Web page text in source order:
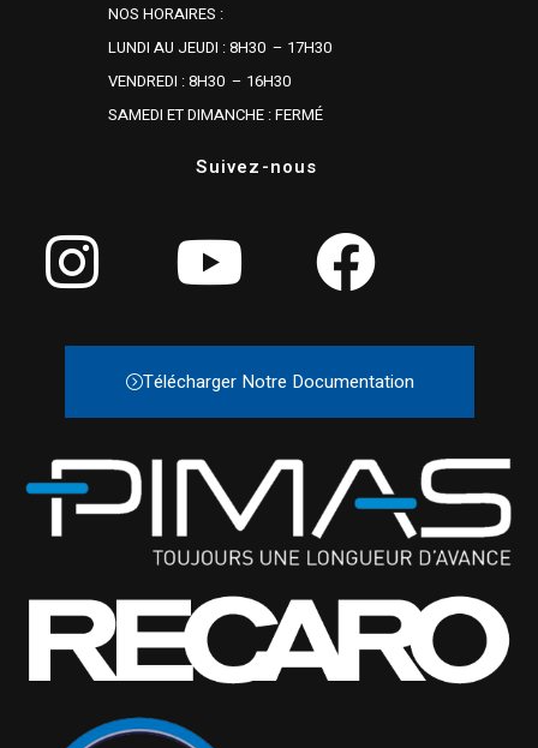
NOS HORAIRES :
LUNDI AU JEUDI : 8H30 – 17H30
VENDREDI : 8H30 – 16H30
SAMEDI ET DIMANCHE : FERMÉ
Suivez-nous
Télécharger Notre Documentation